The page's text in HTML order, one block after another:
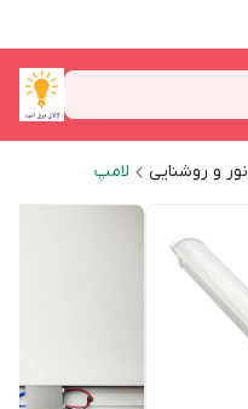
نور و روشنایی لامپ